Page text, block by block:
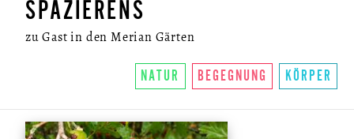
SPAZIERENS
zu Gast in den Merian Gärten
NATUR BEGEGNUNG KÖRPER